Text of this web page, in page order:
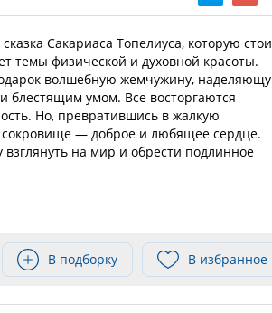
Сакариаса Топелиуса, которую
темы физической и духовной красоты.
волшебную жемчужину,
умом. Все восторгаются
Но, превратившись в жалкую
сокровище — доброе и любящее сердце.
на мир и обрести подлинное
В подборку В избранное